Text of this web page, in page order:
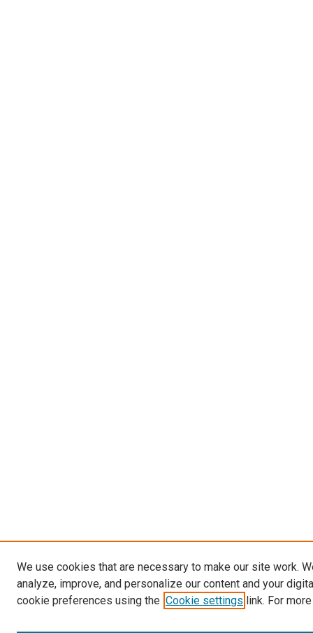
We use cookies that are necessary to make our site work.
analyze, improve, and personalize our content and your
cookie preferences using the Cookie settings link. For